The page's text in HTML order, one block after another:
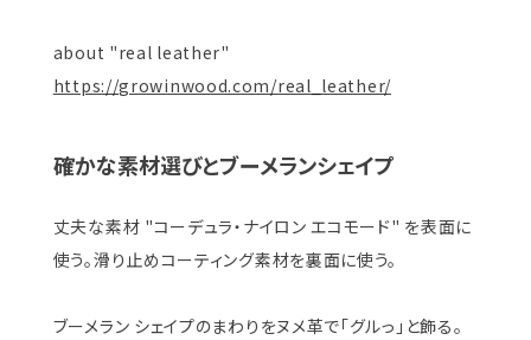
about "real leather"
https://growinwood.com/real_leather/
確かな素材選びとブーメランシェイプ
丈夫な素材 "コーデュラ・ナイロン エコモード" を表面に
使う。滑り止めコーティング素材を裏面に使う。
ブーメラン シェイプのまわりをヌメ革で「グルっ」と飾る。